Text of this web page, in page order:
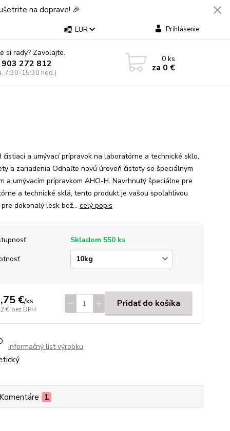
na doprave! 🎉
EUR Prihlásenie
si rady? Zavolajte.
272 812
7:30-15:30 hod.)
0ks
za 0 €
čistiaci a umývací prípravok na laboratórne a technické sklo,
a zariadenia Odhaľte novú úroveň čistoty so špeciálnym
a umývacím prípravkom AHO-H. Navrhnutý špeciálne pre
a technické sklá, tento produkt je vašou spoľahlivou
dokonalý lesk bež... celý popis
Skladom 550 ks
€/ks
€ bez DPH
Pridať do košíka
Informačný list výrobku
1